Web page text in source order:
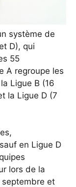
système de
D), qui
55
A regroupe les
Ligue B (16
la Ligue D (7
en Ligue D
lors de la
et